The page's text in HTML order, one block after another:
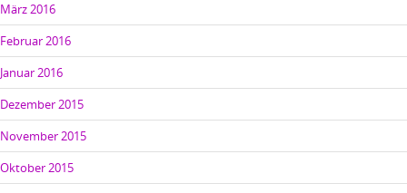
März 2016
Februar 2016
Januar 2016
Dezember 2015
November 2015
Oktober 2015